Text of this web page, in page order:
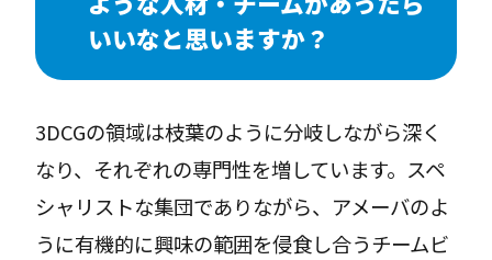
いいなと思いますか？
3DCGの領域は枝葉のように分岐しながら深く
なり、それぞれの専門性を増しています。スペ
シャリストな集団でありながら、アメーバのよ
うに有機的に興味の範囲を侵食し合うチームビ